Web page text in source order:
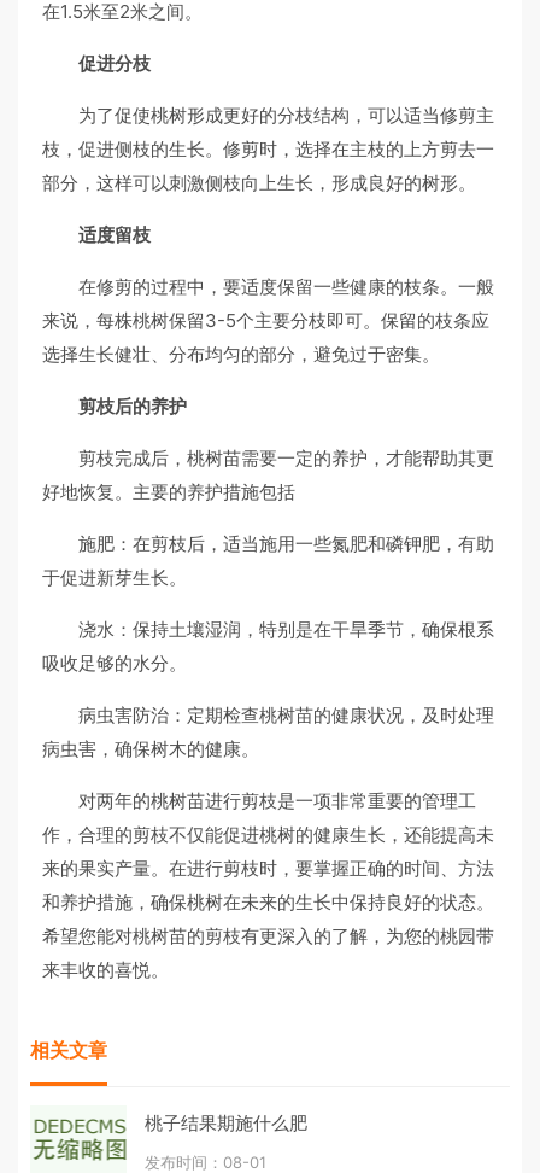
在1.5米至2米之间。
促进分枝
为了促使桃树形成更好的分枝结构，可以适当修剪主
枝，促进侧枝的生长。修剪时，选择在主枝的上方剪去一
部分，这样可以刺激侧枝向上生长，形成良好的树形。
适度留枝
在修剪的过程中，要适度保留一些健康的枝条。一般
来说，每株桃树保留3-5个主要分枝即可。保留的枝条应
选择生长健壮、分布均匀的部分，避免过于密集。
剪枝后的养护
剪枝完成后，桃树苗需要一定的养护，才能帮助其更
好地恢复。主要的养护措施包括
施肥：在剪枝后，适当施用一些氮肥和磷钾肥，有助
于促进新芽生长。
浇水：保持土壤湿润，特别是在干旱季节，确保根系
吸收足够的水分。
病虫害防治：定期检查桃树苗的健康状况，及时处理
病虫害，确保树木的健康。
对两年的桃树苗进行剪枝是一项非常重要的管理工
作，合理的剪枝不仅能促进桃树的健康生长，还能提高未
来的果实产量。在进行剪枝时，要掌握正确的时间、方法
和养护措施，确保桃树在未来的生长中保持良好的状态。
希望您能对桃树苗的剪枝有更深入的了解，为您的桃园带
来丰收的喜悦。
相关文章
桃子结果期施什么肥
发布时间：08-01